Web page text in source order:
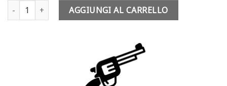
Cintura Cowboy - Tombstone quantità
AGGIUNGI AL CARRELLO